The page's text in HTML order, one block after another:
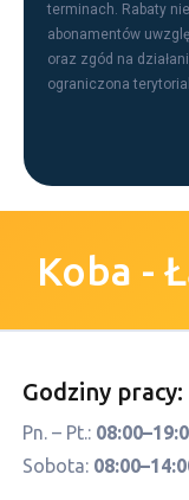
e
l
t
y
terminach. Rabaty
abonamentów
oraz zgód na
ograniczona
Koba -
Godziny pracy:
Pn. – Pt.:
Sobota: